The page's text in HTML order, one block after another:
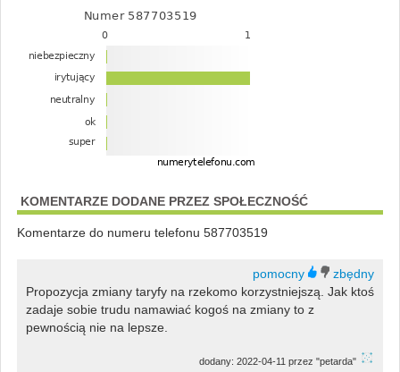
KOMENTARZE DODANE PRZEZ SPOŁECZNOŚĆ
Komentarze do numeru telefonu 587703519
Propozycja zmiany taryfy na rzekomo korzystniejszą. Jak ktoś
zadaje sobie trudu namawiać kogoś na zmiany to z
pewnością nie na lepsze.
dodany: 2022-04-11 przez "petarda"